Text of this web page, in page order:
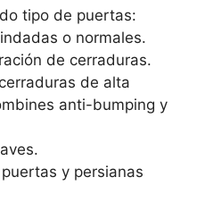
tipo de puertas:
o normales.
de cerraduras.
de alta
anti-bumping y
y persianas